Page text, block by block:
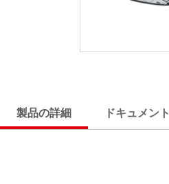
製品の詳細 ドキュメント